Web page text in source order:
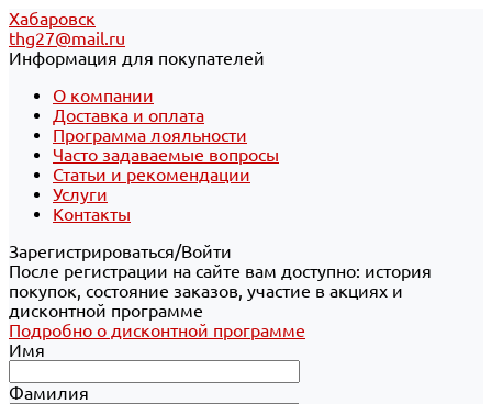
Хабаровск
thg27@mail.ru
Информация для покупателей
О компании
Доставка и оплата
Программа лояльности
Часто задаваемые вопросы
Статьи и рекомендации
Услуги
Контакты
Зарегистрироваться/Войти
После регистрации на сайте вам доступно: история
покупок, состояние заказов, участие в акциях и
дисконтной программе
Подробно о дисконтной программе
Имя
Фамилия